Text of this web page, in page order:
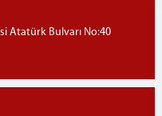
Atatürk Bulvarı No:40